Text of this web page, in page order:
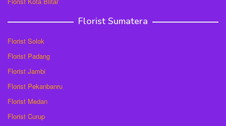
Florist Sumatera
Florist Solok
Florist Padang
Florist Jambi
Florist Pekanbanru
Florist Medan
Florist Curup